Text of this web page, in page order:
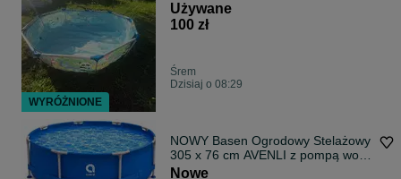
Używane
100 zł
Śrem
Dzisiaj o 08:29
NOWY Basen Ogrodowy Stelażowy
305 x 76 cm AVENLI z pompą wody
i filtrem
Nowe
WYRÓŻNIONE